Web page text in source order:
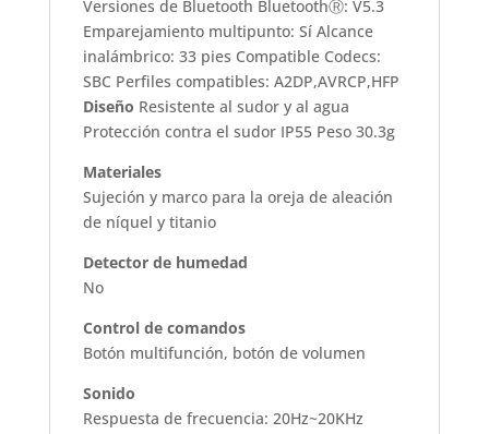
Versiones de Bluetooth BluetoothⓇ: V5.3
Emparejamiento multipunto: Sí Alcance
inalámbrico: 33 pies Compatible Codecs:
SBC Perfiles compatibles: A2DP,AVRCP,HFP
Diseño Resistente al sudor y al agua
Protección contra el sudor IP55 Peso 30.3g
Materiales
Sujeción y marco para la oreja de aleación
de níquel y titanio
Detector de humedad
No
Control de comandos
Botón multifunción, botón de volumen
Sonido
Respuesta de frecuencia: 20Hz~20KHz